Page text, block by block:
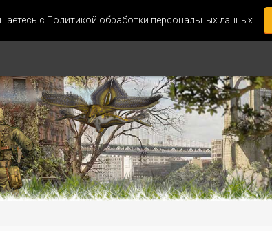
с Политикой обработки персональных данных.